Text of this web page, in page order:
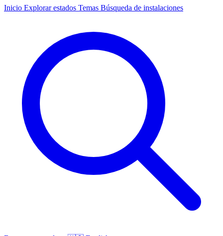
Inicio Explorar estados Temas Búsqueda de instalaciones